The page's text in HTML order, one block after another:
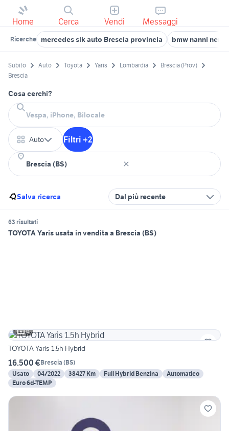
Home Cerca Vendi Messaggi
Ricerche mercedes slk auto Brescia provincia bmw nanni
Subito Auto Toyota Yaris Lombardia
Brescia (Prov)
Brescia
Cosa cerchi?
Auto Filtri +2
Salva ricerca Dal più recente
63 risultati
TOYOTA Yaris usata in vendita a Brescia (BS)
6
TOYOTA Yaris 1.5h Hybrid
16.500 €Brescia (BS)
Usato
04/2022 38427 Km Full Hybrid Benzina
Automatico
Euro 6d-TEMP